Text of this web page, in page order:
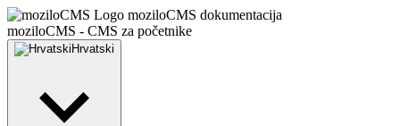
moziloCMS dokumentacija
moziloCMS - CMS za početnike
Hrvatski